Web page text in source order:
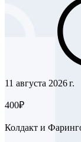
11 августа 2026 г.
400₽
Колдакт и